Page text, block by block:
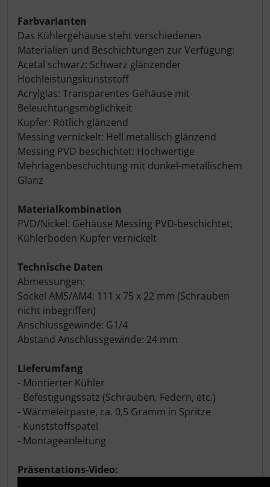
Farbvarianten
Das Kühlergehäuse steht verschiedenen
Materialien und Beschichtungen zur Verfügung:
Acetal schwarz: Schwarz glänzender
Hochleistungskunststoff
Acrylglas: Transparentes Gehäuse mit
Beleuchtungsmöglichkeit
Kupfer: Rötlich glänzend
Messing vernickelt: Hell metallisch glänzend
Messing PVD beschichtet: Hochwertige
Mehrlagenbeschichtung mit dunkel-metallischem
Glanz
Materialkombination
PVD/Nickel: Gehäuse Messing PVD-beschichtet,
Kühlerboden Kupfer vernickelt
Technische Daten
Abmessungen:
Sockel AM5/AM4: 111 x 75 x 22 mm (Schrauben
nicht inbegriffen)
Anschlussgewinde: G1/4
Abstand Anschlussgewinde: 24 mm
Lieferumfang
- Montierter Kühler
- Befestigungssatz (Schrauben, Federn, etc.)
- Wärmeleitpaste, ca. 0,5 Gramm in Spritze
- Kunststoffspatel
- Montageanleitung
Präsentations-Video: